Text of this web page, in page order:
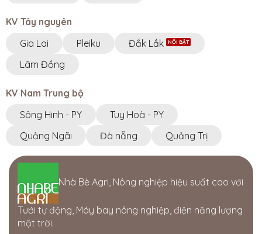
KV Tây nguyên
Gia Lai
Pleiku
Đắk Lắk
Lâm Đồng
KV Nam Trung bộ
Sông Hinh - PY
Tuy Hoà - PY
Quảng Ngãi
Đà nẵng Quảng Trị
Nhà Bè Agri, Nông nghiệp hiệu suất cao với
Tưới tự động, Máy bay nông nghiệp, điện năng lượng
mặt trời.